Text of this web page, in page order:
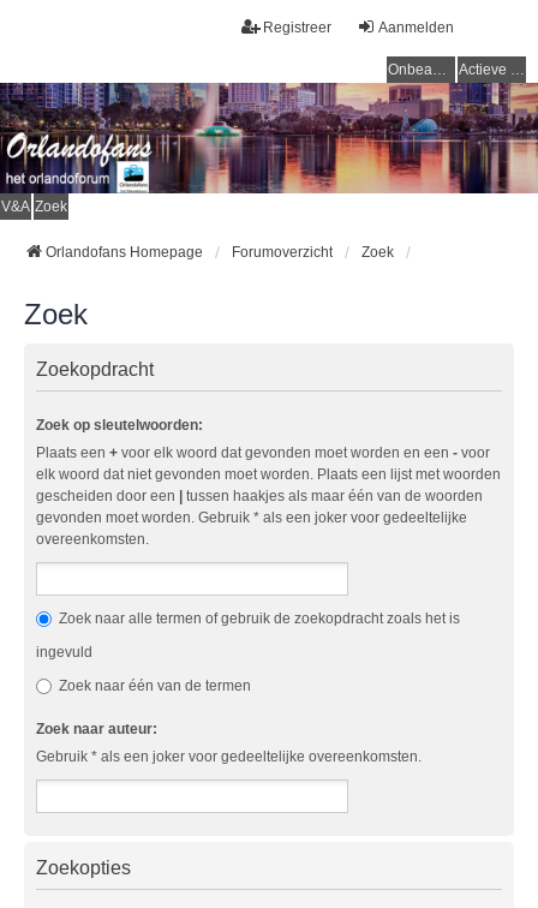
Aanmelden
Registreer
Onbeantwoorde onderwerpen Actieve onderwerpen
V&A Zoek
Orlandofans Homepage Forumoverzicht Zoek
Zoek
Zoekopdracht
Zoek op sleutelwoorden:
Plaats een + voor elk woord dat gevonden moet worden en een - voor
elk woord dat niet gevonden moet worden. Plaats een lijst met woorden
gescheiden door een | tussen haakjes als maar één van de woorden
gevonden moet worden. Gebruik * als een joker voor gedeeltelijke
overeenkomsten.
Zoek naar alle termen of gebruik de zoekopdracht zoals het is
ingevuld
Zoek naar één van de termen
Zoek naar auteur:
Gebruik * als een joker voor gedeeltelijke overeenkomsten.
Zoekopties